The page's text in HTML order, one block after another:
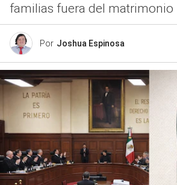
familias fuera del matrimonio
Por Joshua Espinosa